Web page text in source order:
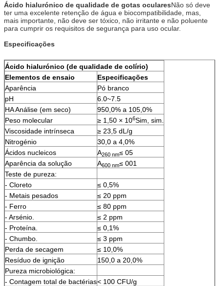
Ácido hialurónico de qualidade de gotas ocularesNão só deve
ter uma excelente retenção de água e biocompatibilidade, mas,
mais importante, não deve ser tóxico, não irritante e não poluente
para cumprir os requisitos de segurança para uso ocular.
Especificações
Ácido hialurónico (de qualidade de colírio)
Elementos de ensaio
Especificações
Aparência
Pó branco
pH
6.0~7.5
HA Análise (em seco)
950,0% a 105,0%
Peso molecular
≥ 1,50 × 106Sim, sim.
Viscosidade intrínseca
≥ 23,5 dL/g
Nitrogénio
30,0 a 4,0%
Ácidos nucleicos
A260 nm≤ 05
Aparência da solução
A600 nm≤ 001
Teste de pureza:
- Cloreto
≤ 0,5%
- Metais pesados
≤ 20 ppm
- Ferro
≤ 80 ppm
- Arsénio.
≤ 2 ppm
- Proteína.
≤ 0,1%
- Chumbo.
≤ 3 ppm
Perda de secagem
≤ 10,0%
Resíduo de ignição
150,0 a 20,0%
Pureza microbiológica:
- Contagem total de bactérias< 100 CFU/g